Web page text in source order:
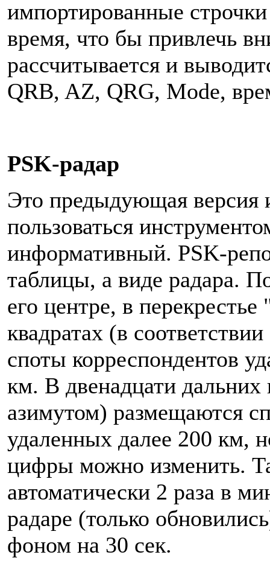
импортированные
время, что бы привлечь
рассчитывается и
QRB, AZ, QRG, Mode,
PSK-радар
Это предыдующая версия
пользоваться
информативный. PSK-
таблицы, а виде радара.
его центре, в
квадратах (в
споты корреспондентов
км. В двенадцати дальних
азимутом) размещаются
удаленных далее 200 км,
цифры можно изменить.
автоматически 2 раза в
радаре (только
фоном на 30 сек.